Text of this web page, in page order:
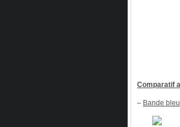
Comparatif
– Bande